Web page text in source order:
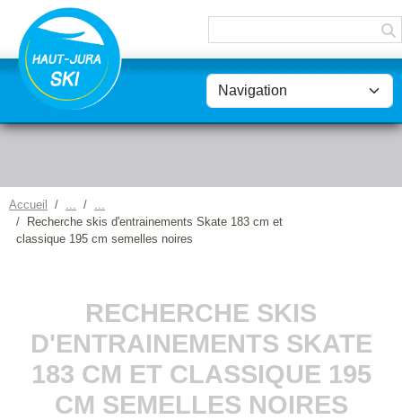
Accueil
Recherche skis d'entrainements Skate 183 cm et
classique 195 cm semelles noires
RECHERCHE SKIS
D'ENTRAINEMENTS SKATE
183 CM ET CLASSIQUE 195
CM SEMELLES NOIRES
Panneau de gestion des cookies